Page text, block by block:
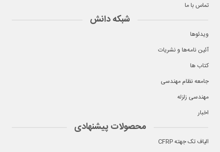
تماس با ما
شبکه دانش
ویدئوها
آئین نامه‌ها و نشریات
کتاب ها
جامعه نظام مهندسی
مهندسی زلزله
اخبار
محصولات پیشنهادی
الیاف تک جهته CFRP